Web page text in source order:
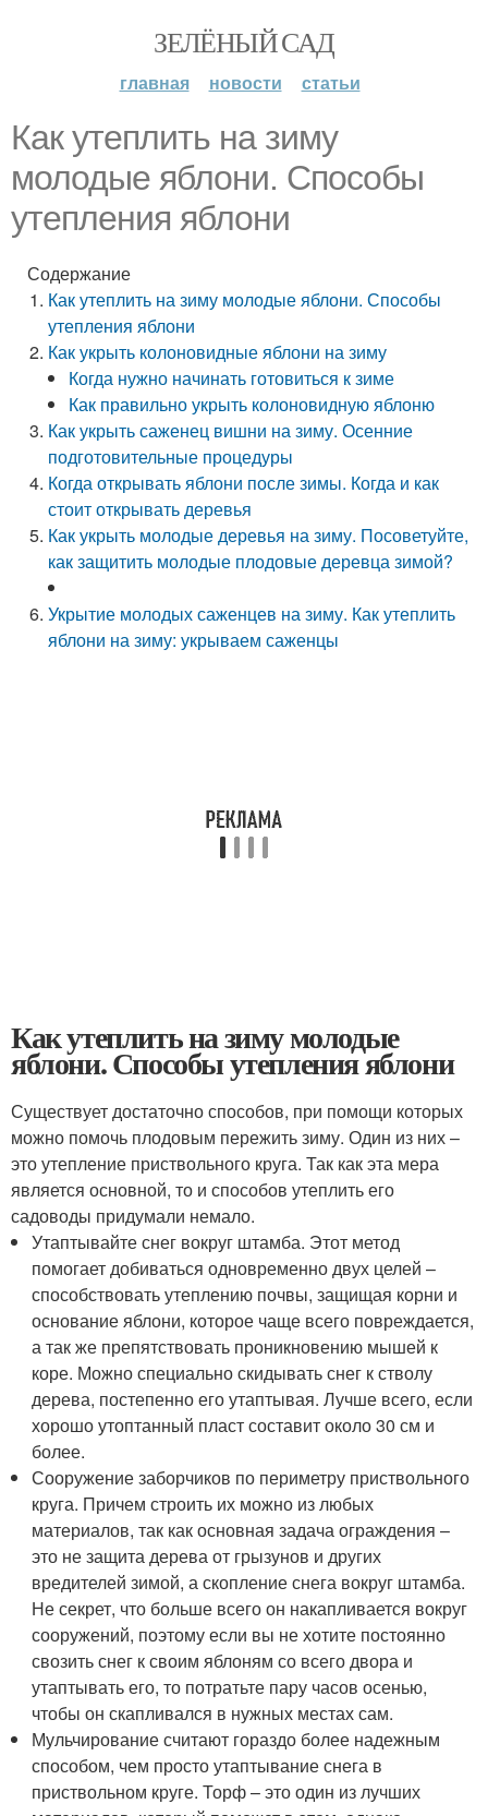
ЗЕЛЁНЫЙ САД
главная новости статьи
Как утеплить на зиму
молодые яблони. Способы
утепления яблони
Содержание
Как утеплить на зиму молодые яблони. Способы
утепления яблони
Как укрыть колоновидные яблони на зиму
Когда нужно начинать готовиться к зиме
Как правильно укрыть колоновидную яблоню
Как укрыть саженец вишни на зиму. Осенние
подготовительные процедуры
Когда открывать яблони после зимы. Когда и как
стоит открывать деревья
Как укрыть молодые деревья на зиму. Посоветуйте,
как защитить молодые плодовые деревца зимой?
Укрытие молодых саженцев на зиму. Как утеплить
яблони на зиму: укрываем саженцы
Как утеплить на зиму молодые
яблони. Способы утепления яблони
Существует достаточно способов, при помощи которых
можно помочь плодовым пережить зиму. Один из них –
это утепление приствольного круга. Так как эта мера
является основной, то и способов утеплить его
садоводы придумали немало.
Утаптывайте снег вокруг штамба. Этот метод
помогает добиваться одновременно двух целей –
способствовать утеплению почвы, защищая корни и
основание яблони, которое чаще всего повреждается,
а так же препятствовать проникновению мышей к
коре. Можно специально скидывать снег к стволу
дерева, постепенно его утаптывая. Лучше всего, если
хорошо утоптанный пласт составит около 30 см и
более.
Сооружение заборчиков по периметру приствольного
круга. Причем строить их можно из любых
материалов, так как основная задача ограждения –
это не защита дерева от грызунов и других
вредителей зимой, а скопление снега вокруг штамба.
Не секрет, что больше всего он накапливается вокруг
сооружений, поэтому если вы не хотите постоянно
свозить снег к своим яблоням со всего двора и
утаптывать его, то потратьте пару часов осенью,
чтобы он скапливался в нужных местах сам.
Мульчирование считают гораздо более надежным
способом, чем просто утаптывание снега в
приствольном круге. Торф – это один из лучших